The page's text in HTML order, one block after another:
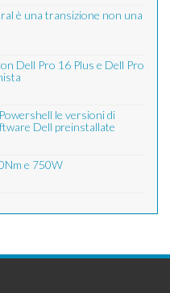
è una transizione non una
Dell Pro 16 Plus e Dell Pro
le versioni di
Dell preinstallate
e 750W